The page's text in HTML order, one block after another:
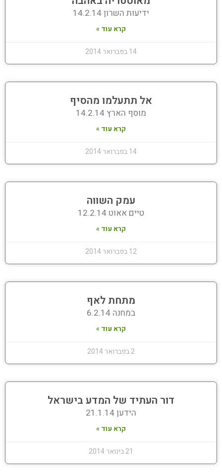
ידיעות השרון 14.2.14
קרא עוד »
14 בפברואר 2014
אל תתעלמו מהסיף
מוסף הארץ 14.2.14
קרא עוד »
14 בפברואר 2014
עמק השווה
טיים אאוט 12.2.14
קרא עוד »
12 בפברואר 2014
מתחת לאף
במחנה 6.2.14
קרא עוד »
2 בפברואר 2014
דור העתיד של המדע בישראל
הידען 21.1.14
קרא עוד »
21 בינואר 2014